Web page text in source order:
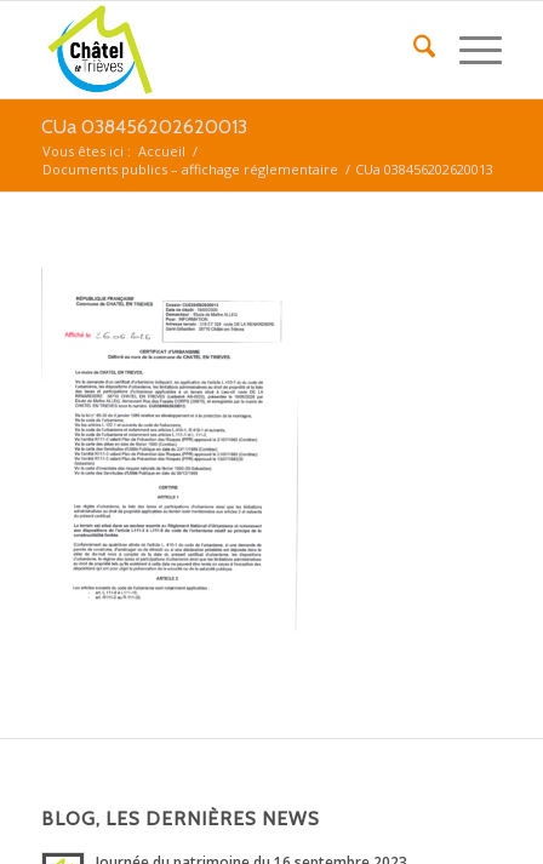
CUa 038456202620013
Vous êtes ici : Accueil /
Documents publics – affichage réglementaire / CUa 038456202620013
BLOG, LES DERNIÈRES NEWS